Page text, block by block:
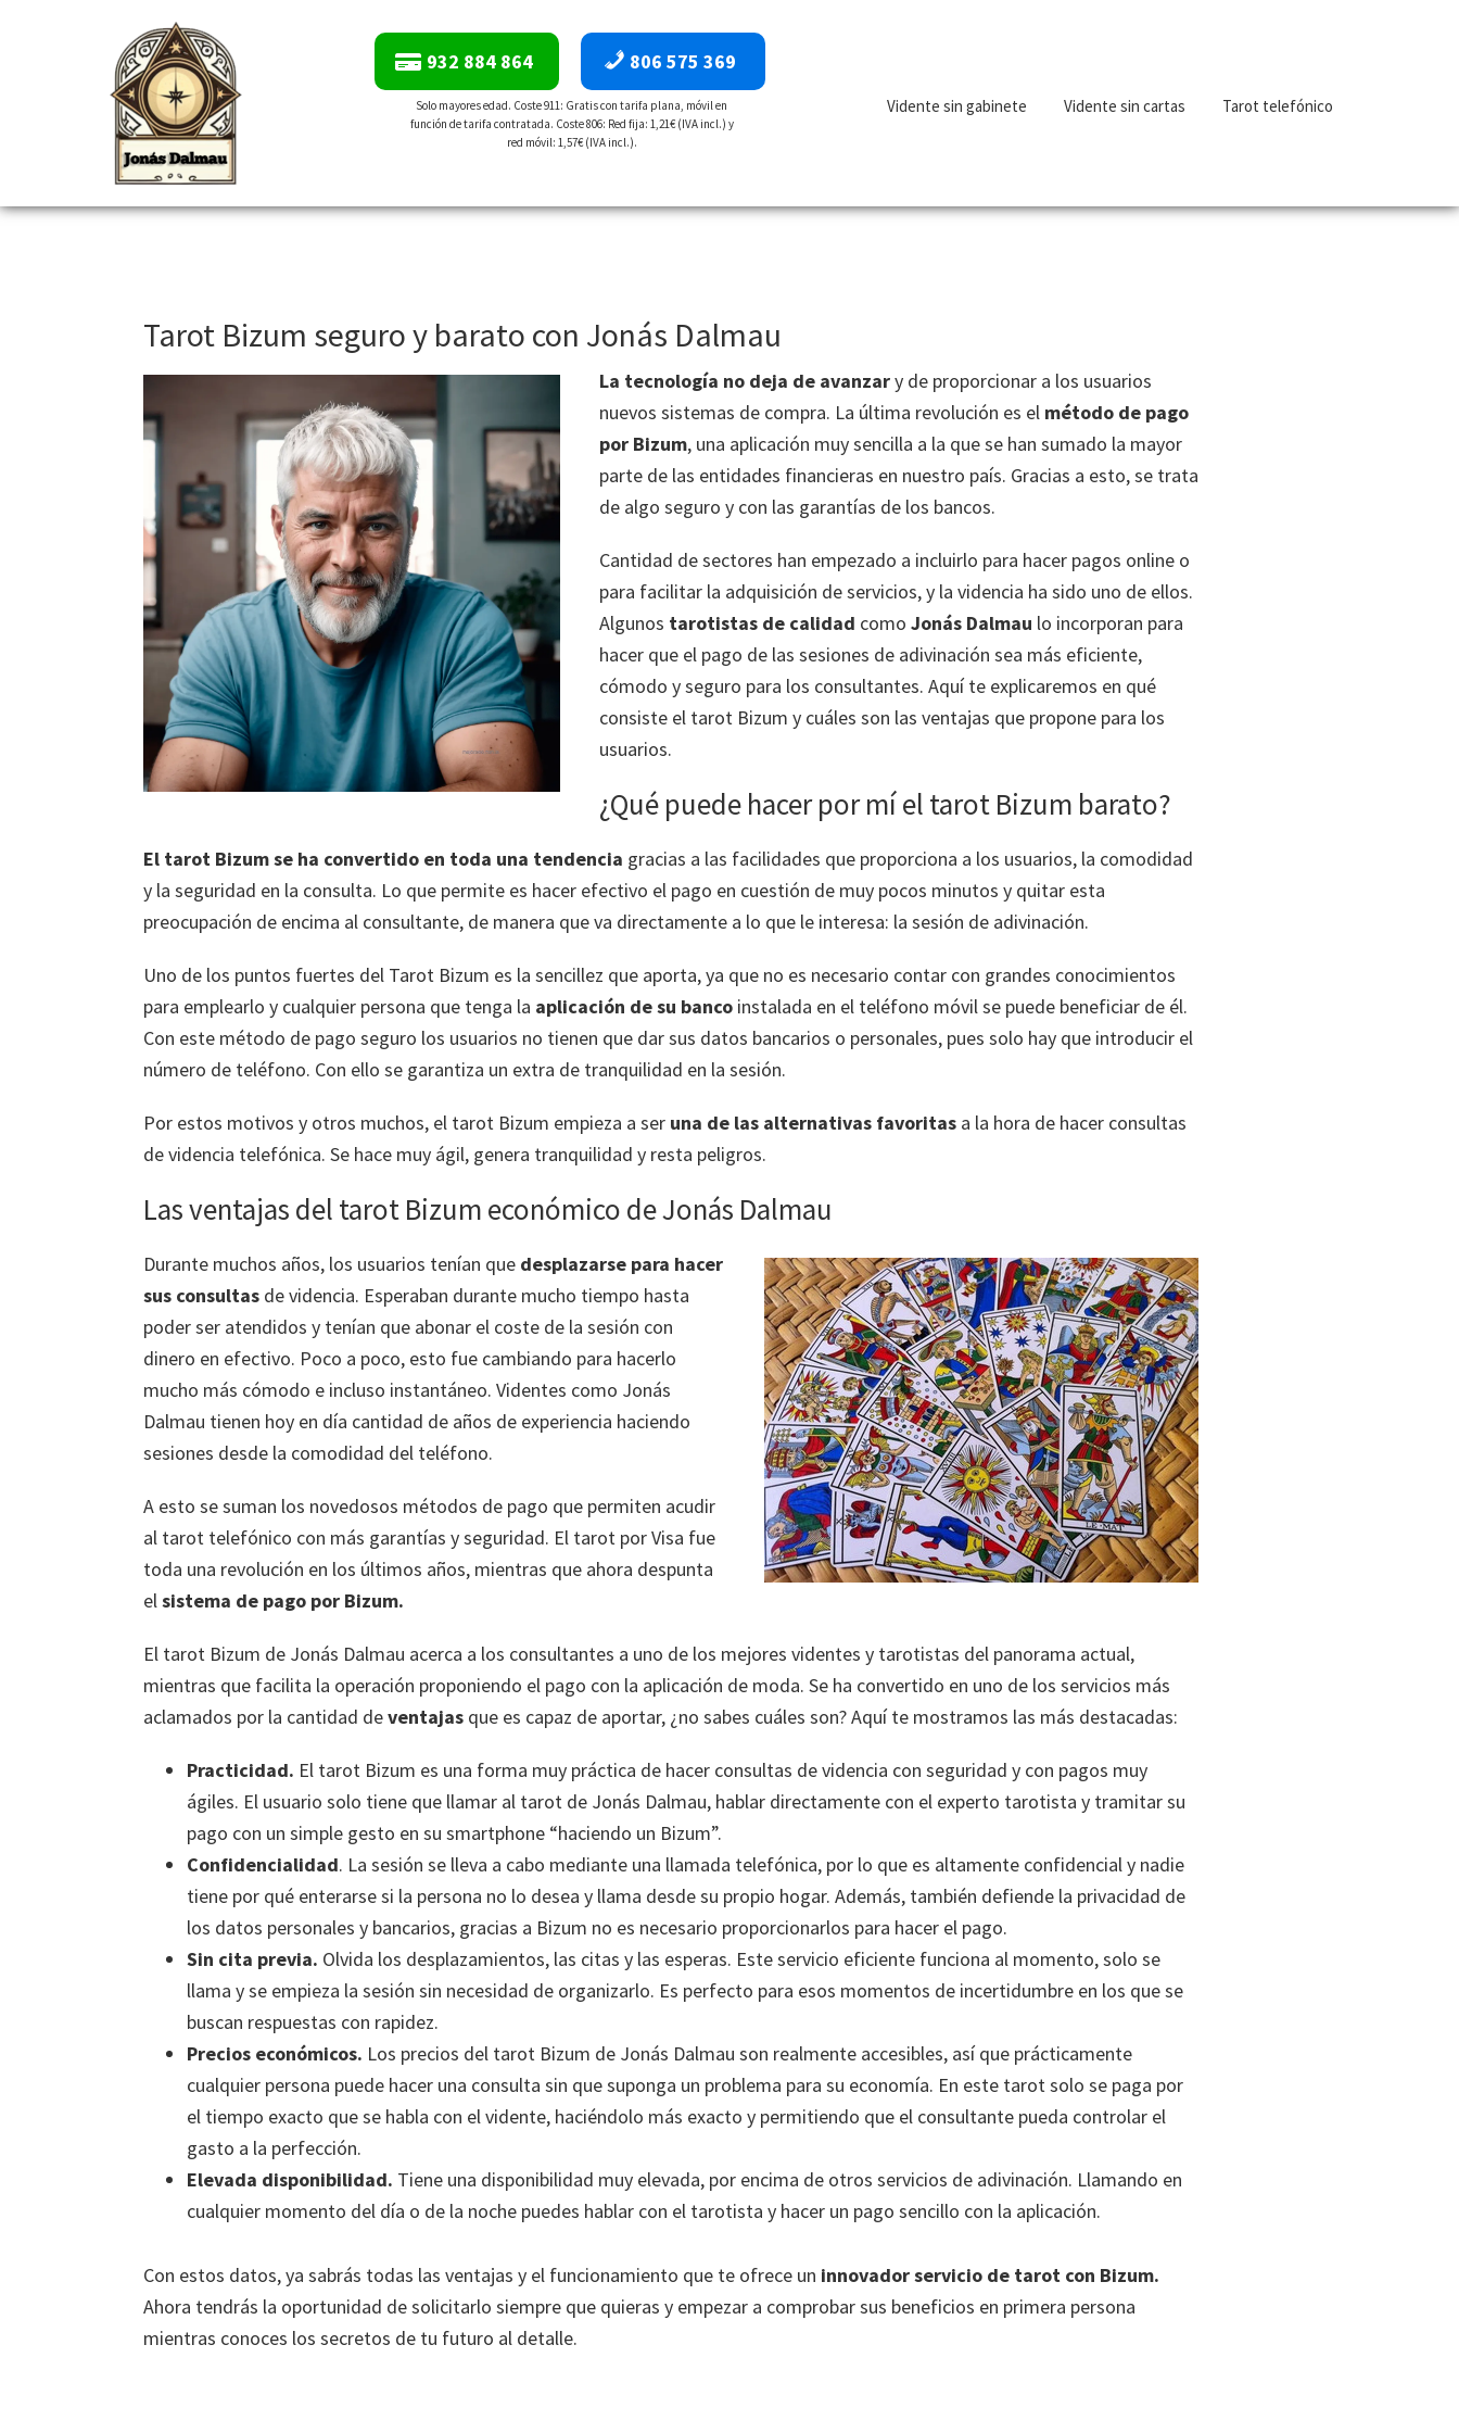
Jonás
Dalmau
932 884 864 806 575 369
Solo mayores edad. Coste 911: Gratis con tarifa plana, móvil en
función de tarifa contratada. Coste 806: Red fija: 1,21€ (IVA incl.) y
red móvil: 1,57€ (IVA incl.).
Vidente sin gabinete Vidente sin cartas Tarot telefónico
Tarot Bizum seguro y barato con Jonás Dalmau
La tecnología no deja de avanzary de proporcionar a los usuarios
nuevos sistemas de compra. La última revolución es el método de pago
por Bizum, una aplicación muy sencilla a la que se han sumado la mayor
parte de las entidades financieras en nuestro país. Gracias a esto, se trata
de algo seguro y con las garantías de los bancos.
Cantidad de sectores han empezado a incluirlo para hacer pagos online o
para facilitar la adquisición de servicios, y la videncia ha sido uno de ellos.
Algunos tarotistas de calidad como Jonás Dalmau lo incorporan para
hacer que el pago de las sesiones de adivinación sea más eficiente,
cómodo y seguro para los consultantes. Aquí te explicaremos en qué
consiste el tarot Bizum y cuáles son las ventajas que propone para los
usuarios.
¿Qué puede hacer por mí el tarot Bizum barato?
El tarot Bizum se ha convertido en toda una tendencia gracias a las facilidades que proporciona a los usuarios, la comodidad
y la seguridad en la consulta. Lo que permite es hacer efectivo el pago en cuestión de muy pocos minutos y quitar esta
preocupación de encima al consultante, de manera que va directamente a lo que le interesa: la sesión de adivinación.
Uno de los puntos fuertes del Tarot Bizum es la sencillez que aporta, ya que no es necesario contar con grandes conocimientos
para emplearlo y cualquier persona que tenga la aplicación de su banco instalada en el teléfono móvil se puede beneficiar de él.
Con este método de pago seguro los usuarios no tienen que dar sus datos bancarios o personales, pues solo hay que introducir el
número de teléfono. Con ello se garantiza un extra de tranquilidad en la sesión.
Por estos motivos y otros muchos, el tarot Bizum empieza a ser una de las alternativas favoritas a la hora de hacer consultas
de videncia telefónica. Se hace muy ágil, genera tranquilidad y resta peligros.
Las ventajas del tarot Bizum económico de Jonás Dalmau
Durante muchos años, los usuarios tenían que desplazarse para hacer
sus consultas de videncia. Esperaban durante mucho tiempo hasta
poder ser atendidos y tenían que abonar el coste de la sesión con
dinero en efectivo. Poco a poco, esto fue cambiando para hacerlo
mucho más cómodo e incluso instantáneo. Videntes como Jonás
Dalmau tienen hoy en día cantidad de años de experiencia haciendo
sesiones desde la comodidad del teléfono.
A esto se suman los novedosos métodos de pago que permiten acudir
al tarot telefónico con más garantías y seguridad. El tarot por Visa fue
toda una revolución en los últimos años, mientras que ahora despunta
elsistema de pago por Bizum.
El tarot Bizum de Jonás Dalmau acerca a los consultantes a uno de los mejores videntes y tarotistas del panorama actual,
mientras que facilita la operación proponiendo el pago con la aplicación de moda. Se ha convertido en uno de los servicios más
aclamados por la cantidad deventajas que es capaz de aportar, ¿no sabes cuáles son? Aquí te mostramos las más destacadas:
Practicidad. El tarot Bizum es una forma muy práctica de hacer consultas de videncia con seguridad y con pagos muy
ágiles. El usuario solo tiene que llamar al tarot de Jonás Dalmau, hablar directamente con el experto tarotista y tramitar su
pago con un simple gesto en su smartphone “haciendo un Bizum”.
Confidencialidad. La sesión se lleva a cabo mediante una llamada telefónica, por lo que es altamente confidencial y nadie
tiene por qué enterarse si la persona no lo desea y llama desde su propio hogar. Además, también defiende la privacidad de
los datos personales y bancarios, gracias a Bizum no es necesario proporcionarlos para hacer el pago.
Sin cita previa. Olvida los desplazamientos, las citas y las esperas. Este servicio eficiente funciona al momento, solo se
llama y se empieza la sesión sin necesidad de organizarlo. Es perfecto para esos momentos de incertidumbre en los que se
buscan respuestas con rapidez.
Precios económicos. Los precios del tarot Bizum de Jonás Dalmau son realmente accesibles, así que prácticamente
cualquier persona puede hacer una consulta sin que suponga un problema para su economía. En este tarot solo se paga por
el tiempo exacto que se habla con el vidente, haciéndolo más exacto y permitiendo que el consultante pueda controlar el
gasto a la perfección.
Elevada disponibilidad. Tiene una disponibilidad muy elevada, por encima de otros servicios de adivinación. Llamando en
cualquier momento del día o de la noche puedes hablar con el tarotista y hacer un pago sencillo con la aplicación.
Con estos datos, ya sabrás todas las ventajas y el funcionamiento que te ofrece un innovador servicio de tarot con Bizum.
Ahora tendrás la oportunidad de solicitarlo siempre que quieras y empezar a comprobar sus beneficios en primera persona
mientras conoces los secretos de tu futuro al detalle.